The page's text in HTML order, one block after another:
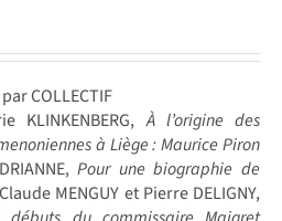
par COLLECTIF
KLINKENBERG, À l’origine des
à Liège : Maurice Piron
Pour une biographie de
Claude MENGUY et Pierre DELIGNY,